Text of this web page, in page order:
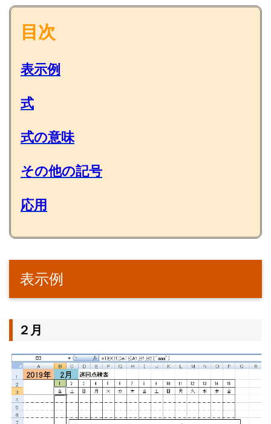
目次
表示例
式
式の意味
その他の記号
応用
表示例
２月